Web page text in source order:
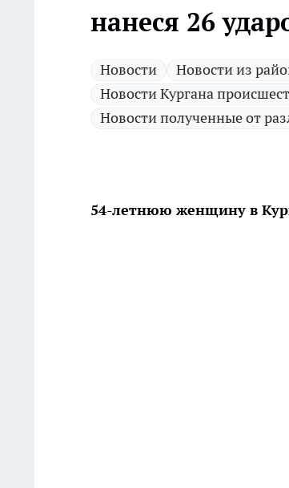
нанеся 26
Новости Новости из
Новости Кургана
Новости полученные от
54-летнюю женщину в